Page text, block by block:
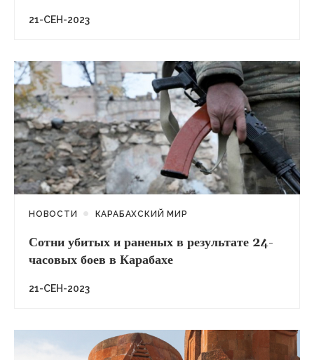
21-СЕН-2023
НОВОСТИ КАРАБАХСКИЙ МИР
Сотни убитых и раненых в результате 24-
часовых боев в Карабахе
21-СЕН-2023